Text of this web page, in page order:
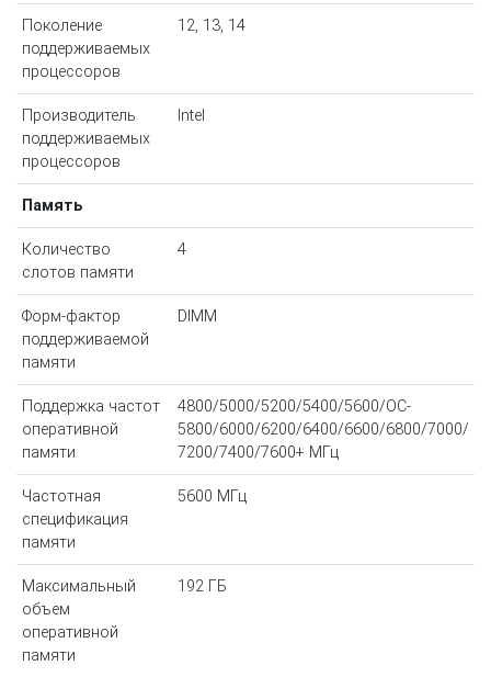
Поколение
поддерживаемых
процессоров
12, 13, 14
Производитель
поддерживаемых
процессоров
Intel
Память
Количество
слотов памяти
4
Форм-фактор
поддерживаемой
памяти
DIMM
Поддержка частот
оперативной
памяти
4800/5000/5200/5400/5600/OC-
5800/6000/6200/6400/6600/6800/7000/
7200/7400/7600+ МГц
Частотная
спецификация
памяти
5600 МГц
Максимальный
объем
оперативной
памяти
192 ГБ